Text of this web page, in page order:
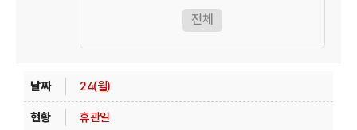
전체
24(월)
휴관일